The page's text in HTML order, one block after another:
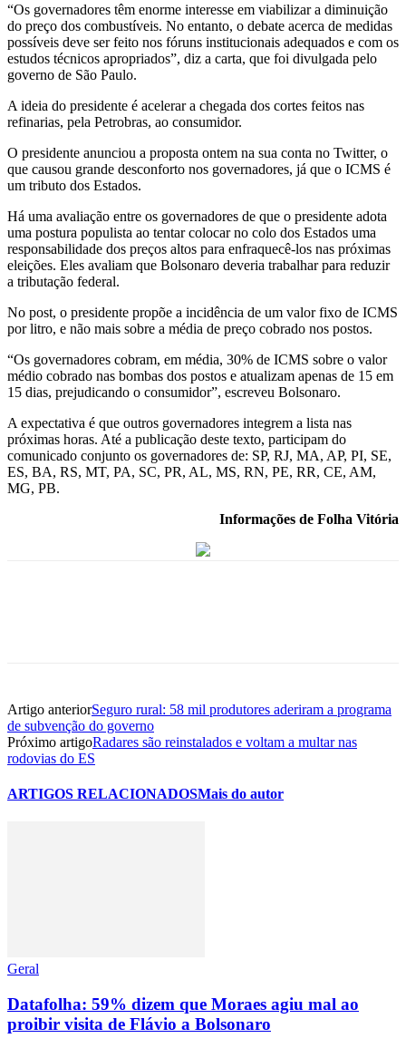
“Os governadores têm enorme interesse em viabilizar a diminuição
do preço dos combustíveis. No entanto, o debate acerca de medidas
possíveis deve ser feito nos fóruns institucionais adequados e com os
estudos técnicos apropriados”, diz a carta, que foi divulgada pelo
governo de São Paulo.
A ideia do presidente é acelerar a chegada dos cortes feitos nas
refinarias, pela Petrobras, ao consumidor.
O presidente anunciou a proposta ontem na sua conta no Twitter, o
que causou grande desconforto nos governadores, já que o ICMS é
um tributo dos Estados.
Há uma avaliação entre os governadores de que o presidente adota
uma postura populista ao tentar colocar no colo dos Estados uma
responsabilidade dos preços altos para enfraquecê-los nas próximas
eleições. Eles avaliam que Bolsonaro deveria trabalhar para reduzir
a tributação federal.
No post, o presidente propõe a incidência de um valor fixo de ICMS
por litro, e não mais sobre a média de preço cobrado nos postos.
“Os governadores cobram, em média, 30% de ICMS sobre o valor
médio cobrado nas bombas dos postos e atualizam apenas de 15 em
15 dias, prejudicando o consumidor”, escreveu Bolsonaro.
A expectativa é que outros governadores integrem a lista nas
próximas horas. Até a publicação deste texto, participam do
comunicado conjunto os governadores de: SP, RJ, MA, AP, PI, SE,
ES, BA, RS, MT, PA, SC, PR, AL, MS, RN, PE, RR, CE, AM,
MG, PB.
Informações de Folha Vitória
Artigo anteriorSeguro rural: 58 mil produtores aderiram a programa
de subvenção do governo
Próximo artigoRadares são reinstalados e voltam a multar nas
rodovias do ES
ARTIGOS RELACIONADOSMais do autor
Geral
Datafolha: 59% dizem que Moraes agiu mal ao
proibir visita de Flávio a Bolsonaro